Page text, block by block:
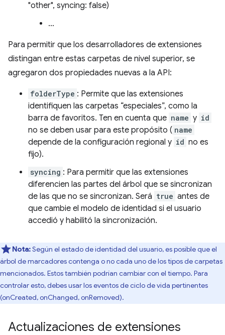
"other", syncing: false)
…
Para permitir que los desarrolladores de extensiones
distingan entre estas carpetas de nivel superior, se
agregaron dos propiedades nuevas a la API:
folderType : Permite que las extensiones
identifiquen las carpetas “especiales”, como la
barra de favoritos. Ten en cuenta que name y id
no se deben usar para este propósito ( name
depende de la configuración regional y id no es
fijo).
syncing : Para permitir que las extensiones
diferencien las partes del árbol que se sincronizan
de las que no se sincronizan. Será true antes de
que cambie el modelo de identidad si el usuario
accedió y habilitó la sincronización.
Nota:Según el estado de identidad del usuario, es posible que el
árbol de marcadores contenga o no cada uno de los tipos de carpetas
mencionados. Estos también podrían cambiar con el tiempo. Para
controlar esto, debes usar los eventos de ciclo de vida pertinentes
(onCreated, onChanged, onRemoved).
Actualizaciones de extensiones